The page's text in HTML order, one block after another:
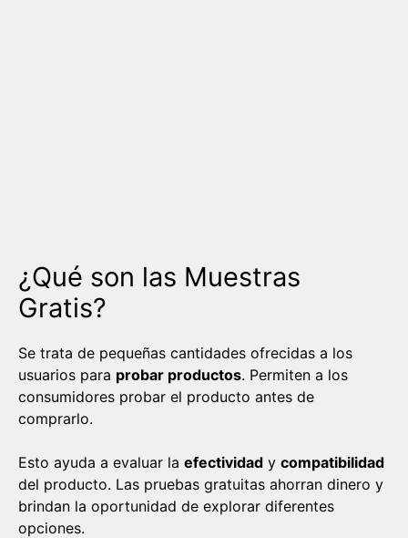
¿Qué son las Muestras
Gratis?
Se trata de pequeñas cantidades ofrecidas a los
usuarios para probar productos. Permiten a los
consumidores probar el producto antes de
comprarlo.
Esto ayuda a evaluar la efectividad y compatibilidad
del producto. Las pruebas gratuitas ahorran dinero y
brindan la oportunidad de explorar diferentes
opciones.